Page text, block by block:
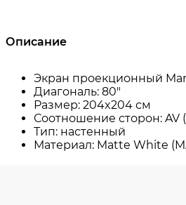
Описание